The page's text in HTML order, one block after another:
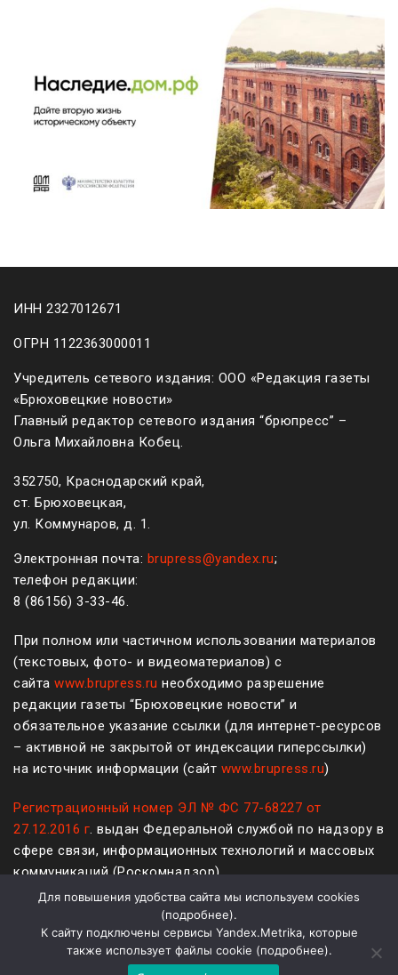
ИНН 2327012671
ОГРН 1122363000011
Учредитель сетевого издания: ООО «Редакция газеты
«Брюховецкие новости»
Главный редактор сетевого издания “брюпресс” –
Ольга Михайловна Кобец.
352750, Краснодарский край,
ст. Брюховецкая,
ул. Коммунаров, д. 1.
Электронная почта: brupress@yandex.ru;
телефон редакции:
8 (861 56) 3-33-46.
При полном или частичном использовании материалов
(текстовых, фото- и видеоматериалов) с
сайта www.brupress.ru необходимо разрешение
редакции газеты “Брюховецкие новости” и
обязательное указание ссылки (для интернет-ресурсов
– активной не закрытой от индексации гиперссылки)
на источник информации (сайт www.brupress.ru)
Регистрационный номер ЭЛ № ФС 77-68227 от
27.12.2016 г. выдан Федеральной службой по надзору в
сфере связи, информационных технологий и массовых
коммуникаций (Роскомнадзор)
Политика конфиденциальности и защиты информации
Для повышения удобства сайта мы используем cookies
(подробнее).
К сайту подключены сервисы Yandex.Metrika, которые
также использует файлы cookie (подробнее).